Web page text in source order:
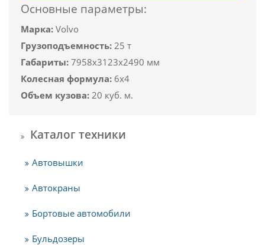
Основные параметры:
Марка: Volvo
Грузоподъемность: 25 т
Габариты: 7958x3123x2490 мм
Колесная формула: 6x4
Объем кузова: 20 куб. м.
Каталог техники
Автовышки
Автокраны
Бортовые автомобили
Бульдозеры